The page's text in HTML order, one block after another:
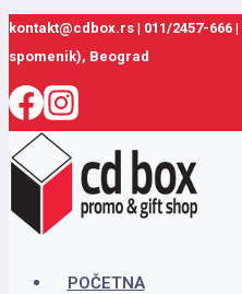
Skip
to
content
kontakt@cdbox.rs | 011/2457-666 |
spomenik), Beograd
POČETNA